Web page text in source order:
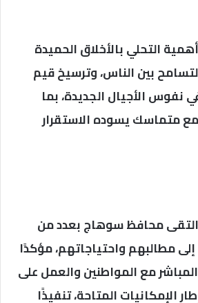
التحلي بالأخلاق الحميدة
بين الناس، وترسيخ قيم
نفوس الأجيال الجديدة، بما
متماسك يسوده الاستقرار
التقى محافظ سوهاج بعدد من
مطالبهم واحتياجاتهم، مؤكدًا
مع المواطنين والعمل على
الإمكانيات المتاحة، تنفيذًا